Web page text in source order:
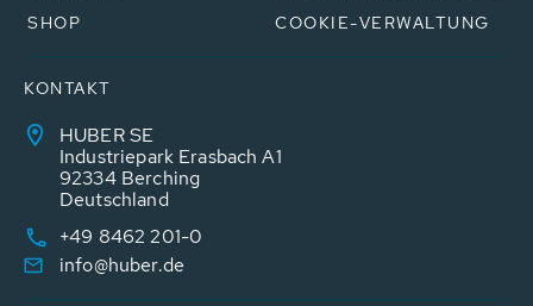
SHOP
COOKIE-VERWALTUNG
KONTAKT
HUBER SE
Industriepark Erasbach A1
92334 Berching
Deutschland
+49 8462 201-0
info@huber.de